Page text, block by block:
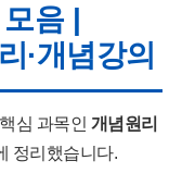
음 |
·개념강의
심 과목인 개념원리
정리했습니다.